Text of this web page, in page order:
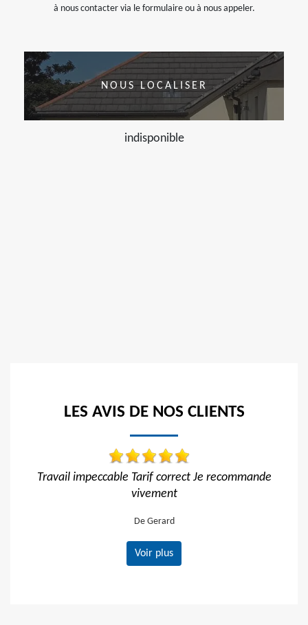
à nous contacter via le formulaire ou à nous appeler.
NOUS LOCALISER
indisponible
LES AVIS DE NOS CLIENTS
Réactif et efficace, je recommande !!
Voir plus